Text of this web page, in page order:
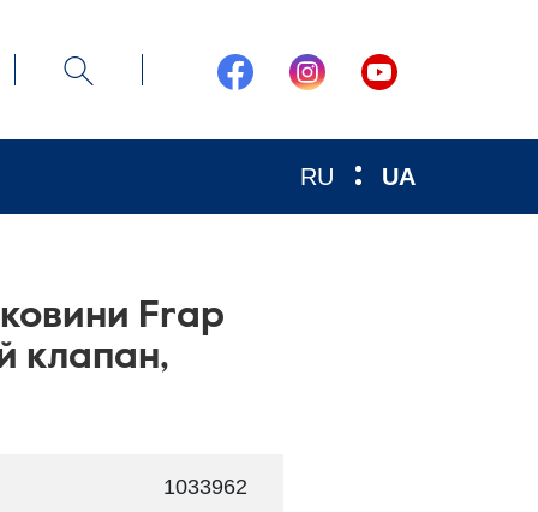
RU UA
Frap
клапан,
1033962